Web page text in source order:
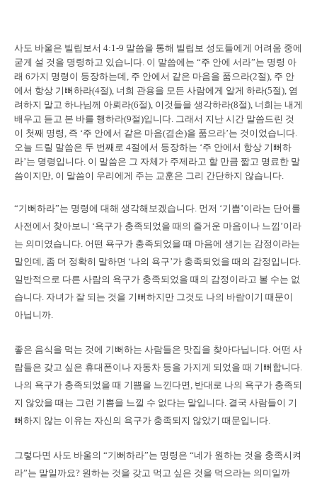
사도 바울은 빌립보서 4:1-9 말씀을 통해 빌립보 성도들에게 어려움 중에
굳게 설 것을 명령하고 있습니다. 이 말씀에는 “주 안에 서라”는 명령 아
래 6가지 명령이 등장하는데, 주 안에서 같은 마음을 품으라(2절), 주 안
에서 항상 기뻐하라(4절), 너희 관용을 모든 사람에게 알게 하라(5절), 염
려하지 말고 하나님께 아뢰라(6절), 이것들을 생각하라(8절), 너희는 내게
배우고 듣고 본 바를 행하라(9절)입니다. 그래서 지난 시간 말씀드린 것
이 첫째 명령, 즉 ‘주 안에서 같은 마음(겸손)을 품으라’는 것이었습니다.
오늘 드릴 말씀은 두 번째로 4절에서 등장하는 ‘주 안에서 항상 기뻐하
라’는 명령입니다. 이 말씀은 그 자체가 주제라고 할 만큼 짧고 명료한 말
씀이지만, 이 말씀이 우리에게 주는 교훈은 그리 간단하지 않습니다.
“기뻐하라”는 명령에 대해 생각해보겠습니다. 먼저 ‘기쁨’이라는 단어를
사전에서 찾아보니 ‘욕구가 충족되었을 때의 즐거운 마음이나 느낌’이라
는 의미였습니다. 어떤 욕구가 충족되었을 때 마음에 생기는 감정이라는
말인데, 좀 더 정확히 말하면 ‘나의 욕구’가 충족되었을 때의 감정입니다.
일반적으로 다른 사람의 욕구가 충족되었을 때의 감정이라고 볼 수는 없
습니다. 자녀가 잘 되는 것을 기뻐하지만 그것도 나의 바람이기 때문이
아닙니까.
좋은 음식을 먹는 것에 기뻐하는 사람들은 맛집을 찾아다닙니다. 어떤 사
람들은 갖고 싶은 휴대폰이나 자동차 등을 가지게 되었을 때 기뻐합니다.
나의 욕구가 충족되었을 때 기쁨을 느낀다면, 반대로 나의 욕구가 충족되
지 않았을 때는 그런 기쁨을 느낄 수 없다는 말입니다. 결국 사람들이 기
뻐하지 않는 이유는 자신의 욕구가 충족되지 않았기 때문입니다.
그렇다면 사도 바울의 “기뻐하라”는 명령은 “네가 원하는 것을 충족시켜
라”는 말일까요? 원하는 것을 갖고 먹고 싶은 것을 먹으라는 의미일까